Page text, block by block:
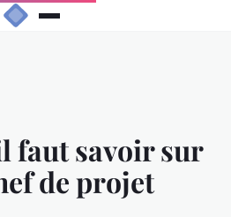
faut savoir sur
de projet